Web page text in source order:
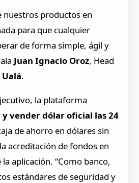
nuestros productos en
para que cualquier
de forma simple, ágil y
Juan Ignacio Oroz, Head
Ualá.
la plataforma
vender dólar oficial las 24
de ahorro en dólares sin
acreditación de fondos en
aplicación. “Como banco,
estándares de seguridad y